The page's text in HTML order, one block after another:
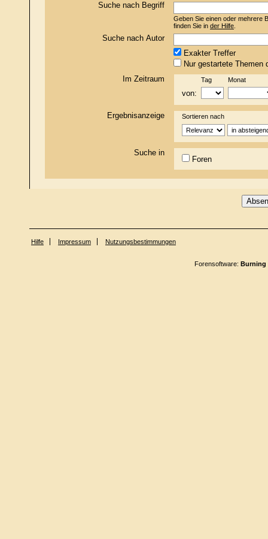
Suche nach Begriff
Geben Sie einen oder mehrere
finden Sie in der Hilfe
Suche nach Autor
Exakter Treffer
Nur gestartete Themen
Im Zeitraum
von:
Tag Monat
Ergebnisanzeige Sortieren nach
Suche in
Foren
Hilfe Impressum Nutzungsbestimmungen
Forensoftware: Burning